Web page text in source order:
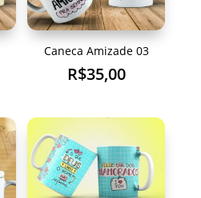
Caneca Amizade 03
R$35,00